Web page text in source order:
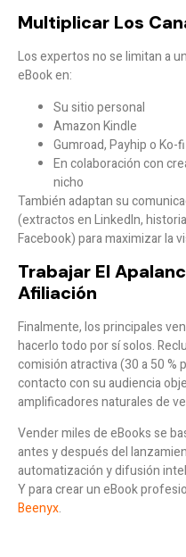
Multiplicar Los
Los expertos no se limitan a
eBook en:
Su sitio personal
Amazon Kindle
Gumroad, Payhip o Ko-fi
En colaboración con
nicho
También adaptan su
(extractos en LinkedIn,
Facebook) paramaximizar la
Trabajar El
Afiliación
Finalmente, los principales
hacerlo todo por sí solos.
comisión atractiva (30 a 50 %
contacto con su audiencia
amplificadores naturalesde
Vender miles de eBooks se
antes y después del
automatización y difusión
Y para crear un eBook
Beenyx.